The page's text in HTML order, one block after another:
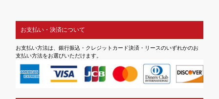
お支払い・決済について
お支払い方法は、銀行振込・クレジットカード決済・リースのいずれかのお
支払い方法をお選びいただけます。